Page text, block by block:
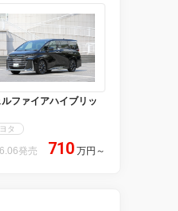
ルファイアハイブリッ
タ
発売 710 万円 ～